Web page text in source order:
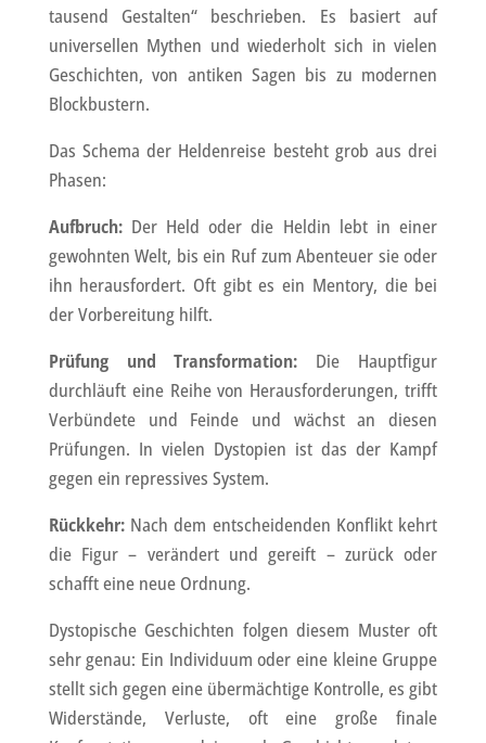
tausend Gestalten“ beschrieben. Es basiert auf
universellen Mythen und wiederholt sich in vielen
Geschichten, von antiken Sagen bis zu modernen
Blockbustern.
Das Schema der Heldenreise besteht grob aus drei
Phasen:
Aufbruch:Der Held oder die Heldin lebt in einer
gewohnten Welt, bis ein Ruf zum Abenteuer sie oder
ihn herausfordert. Oft gibt es ein Mentory, die bei
der Vorbereitung hilft.
Prüfung und Transformation: Die Hauptfigur
durchläuft eine Reihe von Herausforderungen, trifft
Verbündete und Feinde und wächst an diesen
Prüfungen. In vielen Dystopien ist das der Kampf
gegen ein repressives System.
Rückkehr:Nach dem entscheidenden Konflikt kehrt
die Figur – verändert und gereift – zurück oder
schafft eine neue Ordnung.
Dystopische Geschichten folgen diesem Muster oft
sehr genau: Ein Individuum oder eine kleine Gruppe
stellt sich gegen eine übermächtige Kontrolle, es gibt
Widerstände, Verluste, oft eine große finale